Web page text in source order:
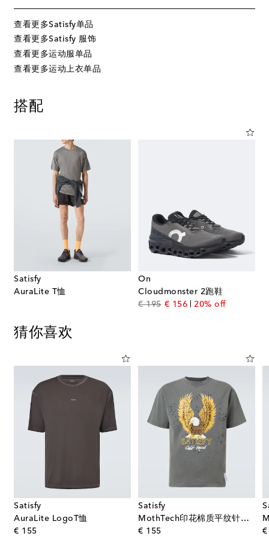
查看更多Satisfy单品
查看更多Satisfy 服饰
查看更多运动服单品
查看更多运动上衣单品
搭配
Satisfy
AuraLite T恤
On
Cloudmonster 2跑鞋
€ 195original price
€ 156discount price
20% off
猜你喜欢
Satisfy
AuraLite LogoT恤
€ 155original price
Satisfy
MothTech印花棉质平纹针织T恤
€ 155original price
€